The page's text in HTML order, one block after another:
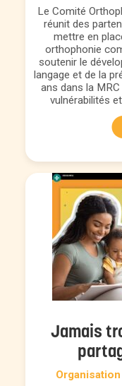
Le Comité
réunit des
mettre en
orthophonie
soutenir le
langage et de la
ans dans la
vulnérabilités
Jamais
Organisation